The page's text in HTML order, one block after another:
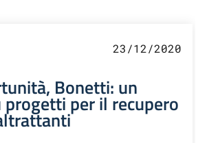
23/12/2020
Bonetti: un
per il recupero